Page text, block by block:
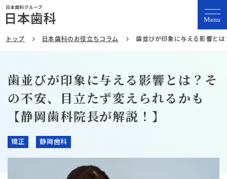
Menu
トップ 日本歯科のお役立ちコラム 歯並びが印象に与える影響と
歯並びが印象に与える影響とは？そ
の不安、目立たず変えられるかも
【静岡歯科院長が解説！】
矯正 静岡歯科